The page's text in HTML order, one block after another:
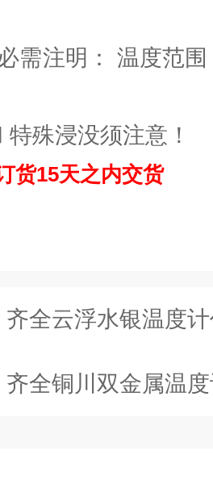
需注明： 温度范
殊浸没须注意！
货15天之内交货
齐全云浮水银温度
齐全铜川双金属温